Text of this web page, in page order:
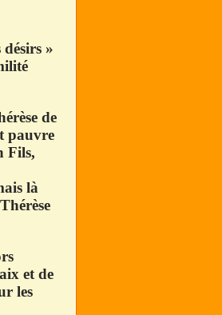
»
de
pauvre
Fils,
là
et de
les